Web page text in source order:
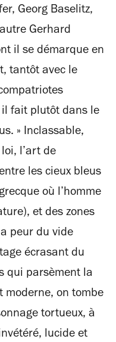
Georg Baselitz,
Gerhard
il se démarque en
tantôt avec le
il fait plutôt dans le
» Inclassable,
l’art de
les cieux bleus
où l’homme
et des zones
peur du vide
écrasant du
qui parsèment la
moderne, on tombe
tortueux, à
lucide et